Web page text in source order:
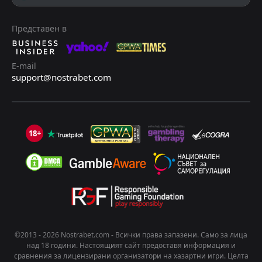
2.05 Малдиви да бие
ДОБАВИ КОМЕНТАР
Asian Cup - Qualification, 31 март 15:30
Емануил Тодоров
+7 Точки
Бутан да бие
ДОБАВИ КОМЕНТАР
Представен в
E-mail
support@nostrabet.com
18+
©2013 - 2026 Nostrabet.com - Всички пpaвa зaпaзeни. Само за лица
над 18 години. Настоящият сайт предоставя информация и
сравнения за лицензирани организатори на хазартни игри. Целта